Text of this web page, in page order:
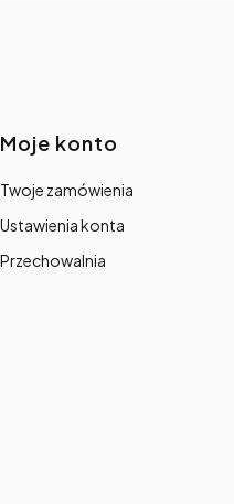
Linki w
Moje konto
Twoje zamówienia
Ustawienia konta
Przechowalnia